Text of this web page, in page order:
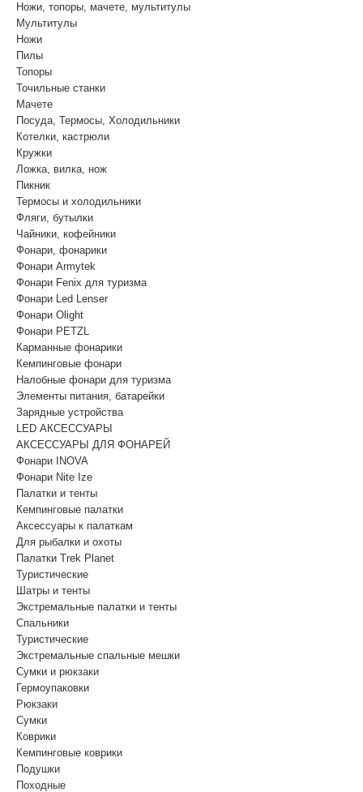
Ножи, топоры, мачете, мультитулы
Мультитулы
Ножи
Пилы
Топоры
Точильные станки
Мачете
Посуда, Термосы, Холодильники
Котелки, кастрюли
Кружки
Ложка, вилка, нож
Пикник
Термосы и холодильники
Фляги, бутылки
Чайники, кофейники
Фонари, фонарики
Фонари Armytek
Фонари Fenix для туризма
Фонари Led Lenser
Фонари Olight
Фонари PETZL
Карманные фонарики
Кемпинговые фонари
Налобные фонари для туризма
Элементы питания, батарейки
Зарядные устройства
LED АКСЕССУАРЫ
АКСЕССУАРЫ ДЛЯ ФОНАРЕЙ
Фонари INOVA
Фонари Nite Ize
Палатки и тенты
Кемпинговые палатки
Аксессуары к палаткам
Для рыбалки и охоты
Палатки Trek Planet
Туристические
Шатры и тенты
Экстремальные палатки и тенты
Спальники
Туристические
Экстремальные спальные мешки
Сумки и рюкзаки
Гермоупаковки
Рюкзаки
Сумки
Коврики
Кемпинговые коврики
Подушки
Походные